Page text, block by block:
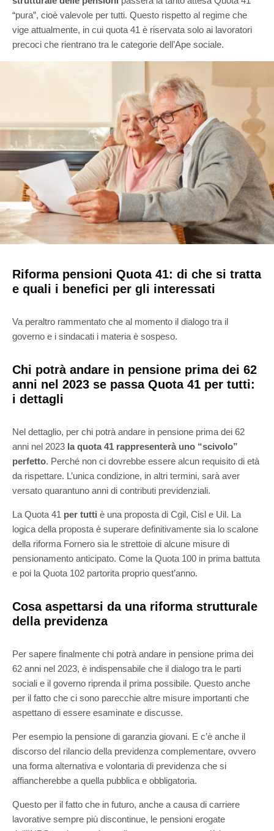
“pura”, cioè valevole per tutti. Questo rispetto al regime che
vige attualmente, in cui quota 41 è riservata solo ai lavoratori
precoci che rientrano tra le categorie dell’Ape sociale.
Riforma pensioni Quota 41: di che si tratta
e quali i benefici per gli interessati
Va peraltro rammentato che al momento il dialogo tra il
governo e i sindacati i materia è sospeso.
Chi potrà andare in pensione prima dei 62
anni nel 2023 se passa Quota 41 per tutti:
i dettagli
Nel dettaglio, per chi potrà andare in pensione prima dei 62
anni nel 2023 la quota 41 rappresenterà uno “scivolo”
perfetto. Perché non ci dovrebbe essere alcun requisito di età
da rispettare. L’unica condizione, in altri termini, sarà aver
versato quarantuno anni di contributi previdenziali.
La Quota 41 per tutti è una proposta di Cgil, Cisl e Uil. La
logica della proposta è superare definitivamente sia lo scalone
della riforma Fornero sia le strettoie di alcune misure di
pensionamento anticipato. Come la Quota 100 in prima battuta
e poi la Quota 102 partorita proprio quest’anno.
Cosa aspettarsi da una riforma strutturale
della previdenza
Per sapere finalmente chi potrà andare in pensione prima dei
62 anni nel 2023, è indispensabile che il dialogo tra le parti
sociali e il governo riprenda il prima possibile. Questo anche
per il fatto che ci sono parecchie altre misure importanti che
aspettano di essere esaminate e discusse.
Per esempio la pensione di garanzia giovani. E c’è anche il
discorso del rilancio della previdenza complementare, ovvero
una forma alternativa e volontaria di previdenza che si
affiancherebbe a quella pubblica e obbligatoria.
Questo per il fatto che in futuro, anche a causa di carriere
lavorative sempre più discontinue, le pensioni erogate